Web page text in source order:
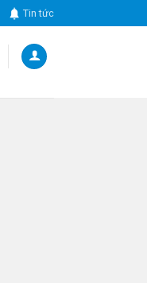
Tin tức